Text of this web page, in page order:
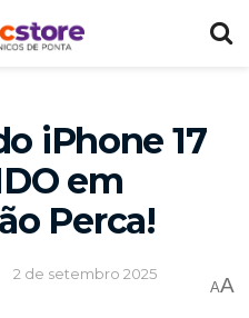
iPhone 17
em
Perca!
2 de setembro 2025
AA